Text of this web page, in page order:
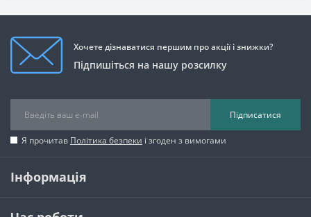
Хочете дізнаватися першим про акції і знижки?
Підпишіться на нашу розсилку
Підписатися
Я прочитав Політика безпеки і згоден з вимогами
Інформація